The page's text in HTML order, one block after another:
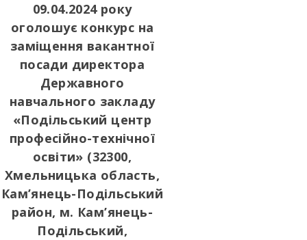
09.04.2024 року
оголошує конкурс на
заміщення вакантної
посади директора
Державного
навчального закладу
«Подільський центр
професійно-технічної
освіти» (32300,
Хмельницька область,
Кам’янець-Подільський
район, м. Кам’янець-
Подільський,